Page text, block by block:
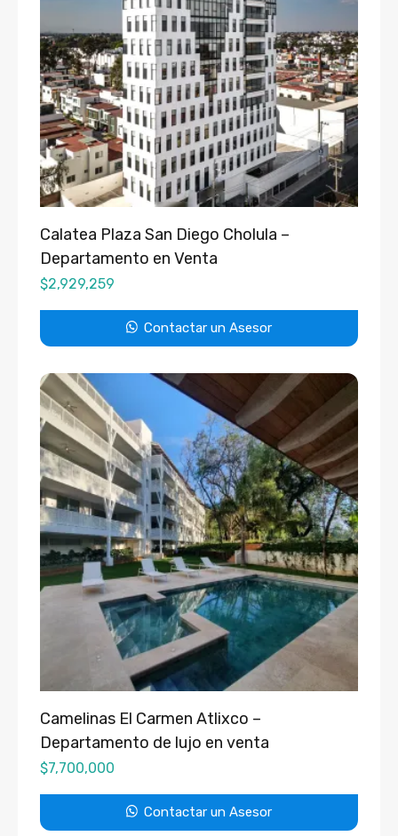
Calatea Plaza San Diego Cholula –
Departamento en Venta
$2,929,259
Contactar un Asesor
Camelinas El Carmen Atlixco –
Departamento de lujo en venta
$7,700,000
Contactar un Asesor